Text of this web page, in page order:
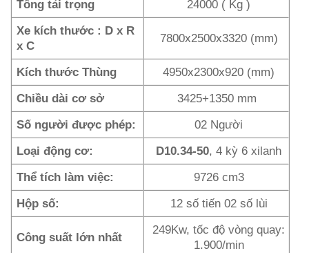
Tổng tải trọng
24000 ( Kg )
Xe kích thước : D x R
x C
7800x2500x3320 (mm)
Kích thước Thùng
4950x2300x920 (mm)
Chiều dài cơ sở
3425+1350 mm
Số người được phép:
02 Người
Loại động cơ:
D10.34-50, 4 kỳ 6 xilanh
Thể tích làm việc:
9726 cm3
Hộp số:
12 số tiến 02 số lùi
Công suất lớn nhất
249Kw, tốc độ vòng quay:
1.900/min